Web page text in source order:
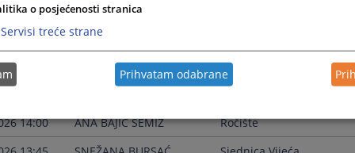
08:30 ENES SELMAN
09:00 ANA BAJIĆ SEMIZ
14:30 ANA BAJIĆ SEMIZ
Ročište
14:00 ANA BAJIĆ SEMIZ
Ročište
o posjećenosti stranica
Servisi treće strane
Prihvatam odabrane